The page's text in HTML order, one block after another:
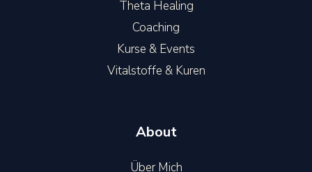
Theta Healing
Coaching
Kurse & Events
Vitalstoffe & Kuren
About
Über Mich